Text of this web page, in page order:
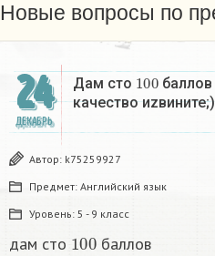
Новые вопросы по
24
ДЕКАБРЬ
Дам сто 100баллов
качество иzвините;)
Автор: k75259927
Предмет: Английский язык
Уровень: 5 - 9 класс
дам сто 100 баллов